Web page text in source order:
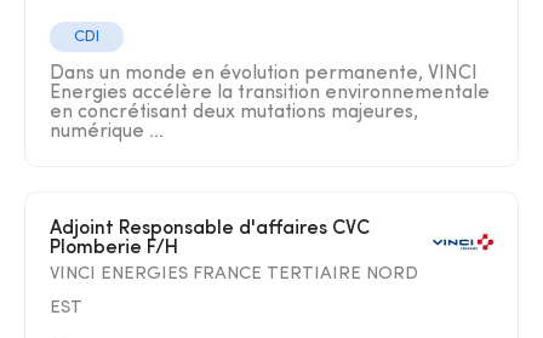
CDI
Dans un monde en évolution permanente, VINCI
Energies accélère la transition environnementale
en concrétisant deux mutations majeures,
numérique ...
Adjoint Responsable d'affaires CVC
Plomberie F/H
VINCI ENERGIES FRANCE TERTIAIRE NORD
EST